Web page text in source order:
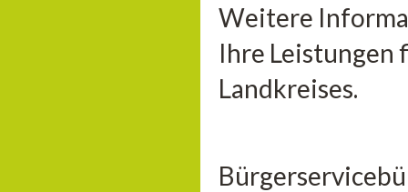
Weitere
Ihre Leistungen
Landkreises.